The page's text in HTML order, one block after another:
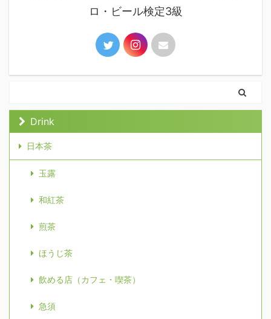
ロ・ビール検定3級
Drink
日本茶
玉露
和紅茶
煎茶
ほうじ茶
飲める店（カフェ・喫茶）
急須